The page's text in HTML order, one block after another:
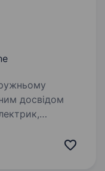
досвідом
09.00 до 18.00